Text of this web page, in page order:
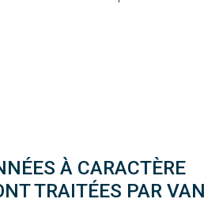
À CARACTÈRE
TRAITÉES PAR VAN